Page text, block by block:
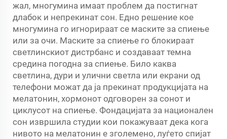
жал, многумина имаат проблем да постигнат
длабок и непрекинат сон. Едно решение кое
многумина го игнорираат се маските за спиење
или за очи. Маските за спиење го блокираат
светлинскиот дистрбанс и создаваат темна
средина погодна за спиење. Било каква
светлина, дури и улични светла или екрани од
телефони можат да ја прекинат продукцијата на
мелатонин, хормонот одговорен за сонот и
циклусот на спиење. Фондацијата за национален
сон извршила студии кои покажуваат дека кога
нивото на мелатонин е зголемено, луѓето спијат